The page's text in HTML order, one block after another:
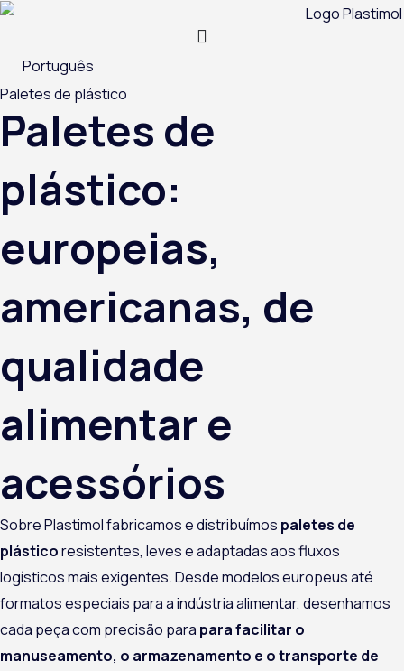
Skip
content
Português
Paletes de plástico
Paletes de
plástico:
europeias,
americanas, de
qualidade
alimentar e
acessórios
SobrePlastimolfabricamos e distribuímos paletes de
plásticoresistentes, leves e adaptadas aos fluxos
logísticos mais exigentes. Desde modelos europeus até
formatos especiais para a indústria alimentar, desenhamos
cada peça com precisão para para facilitar o
manuseamento, o armazenamento e o transporte de